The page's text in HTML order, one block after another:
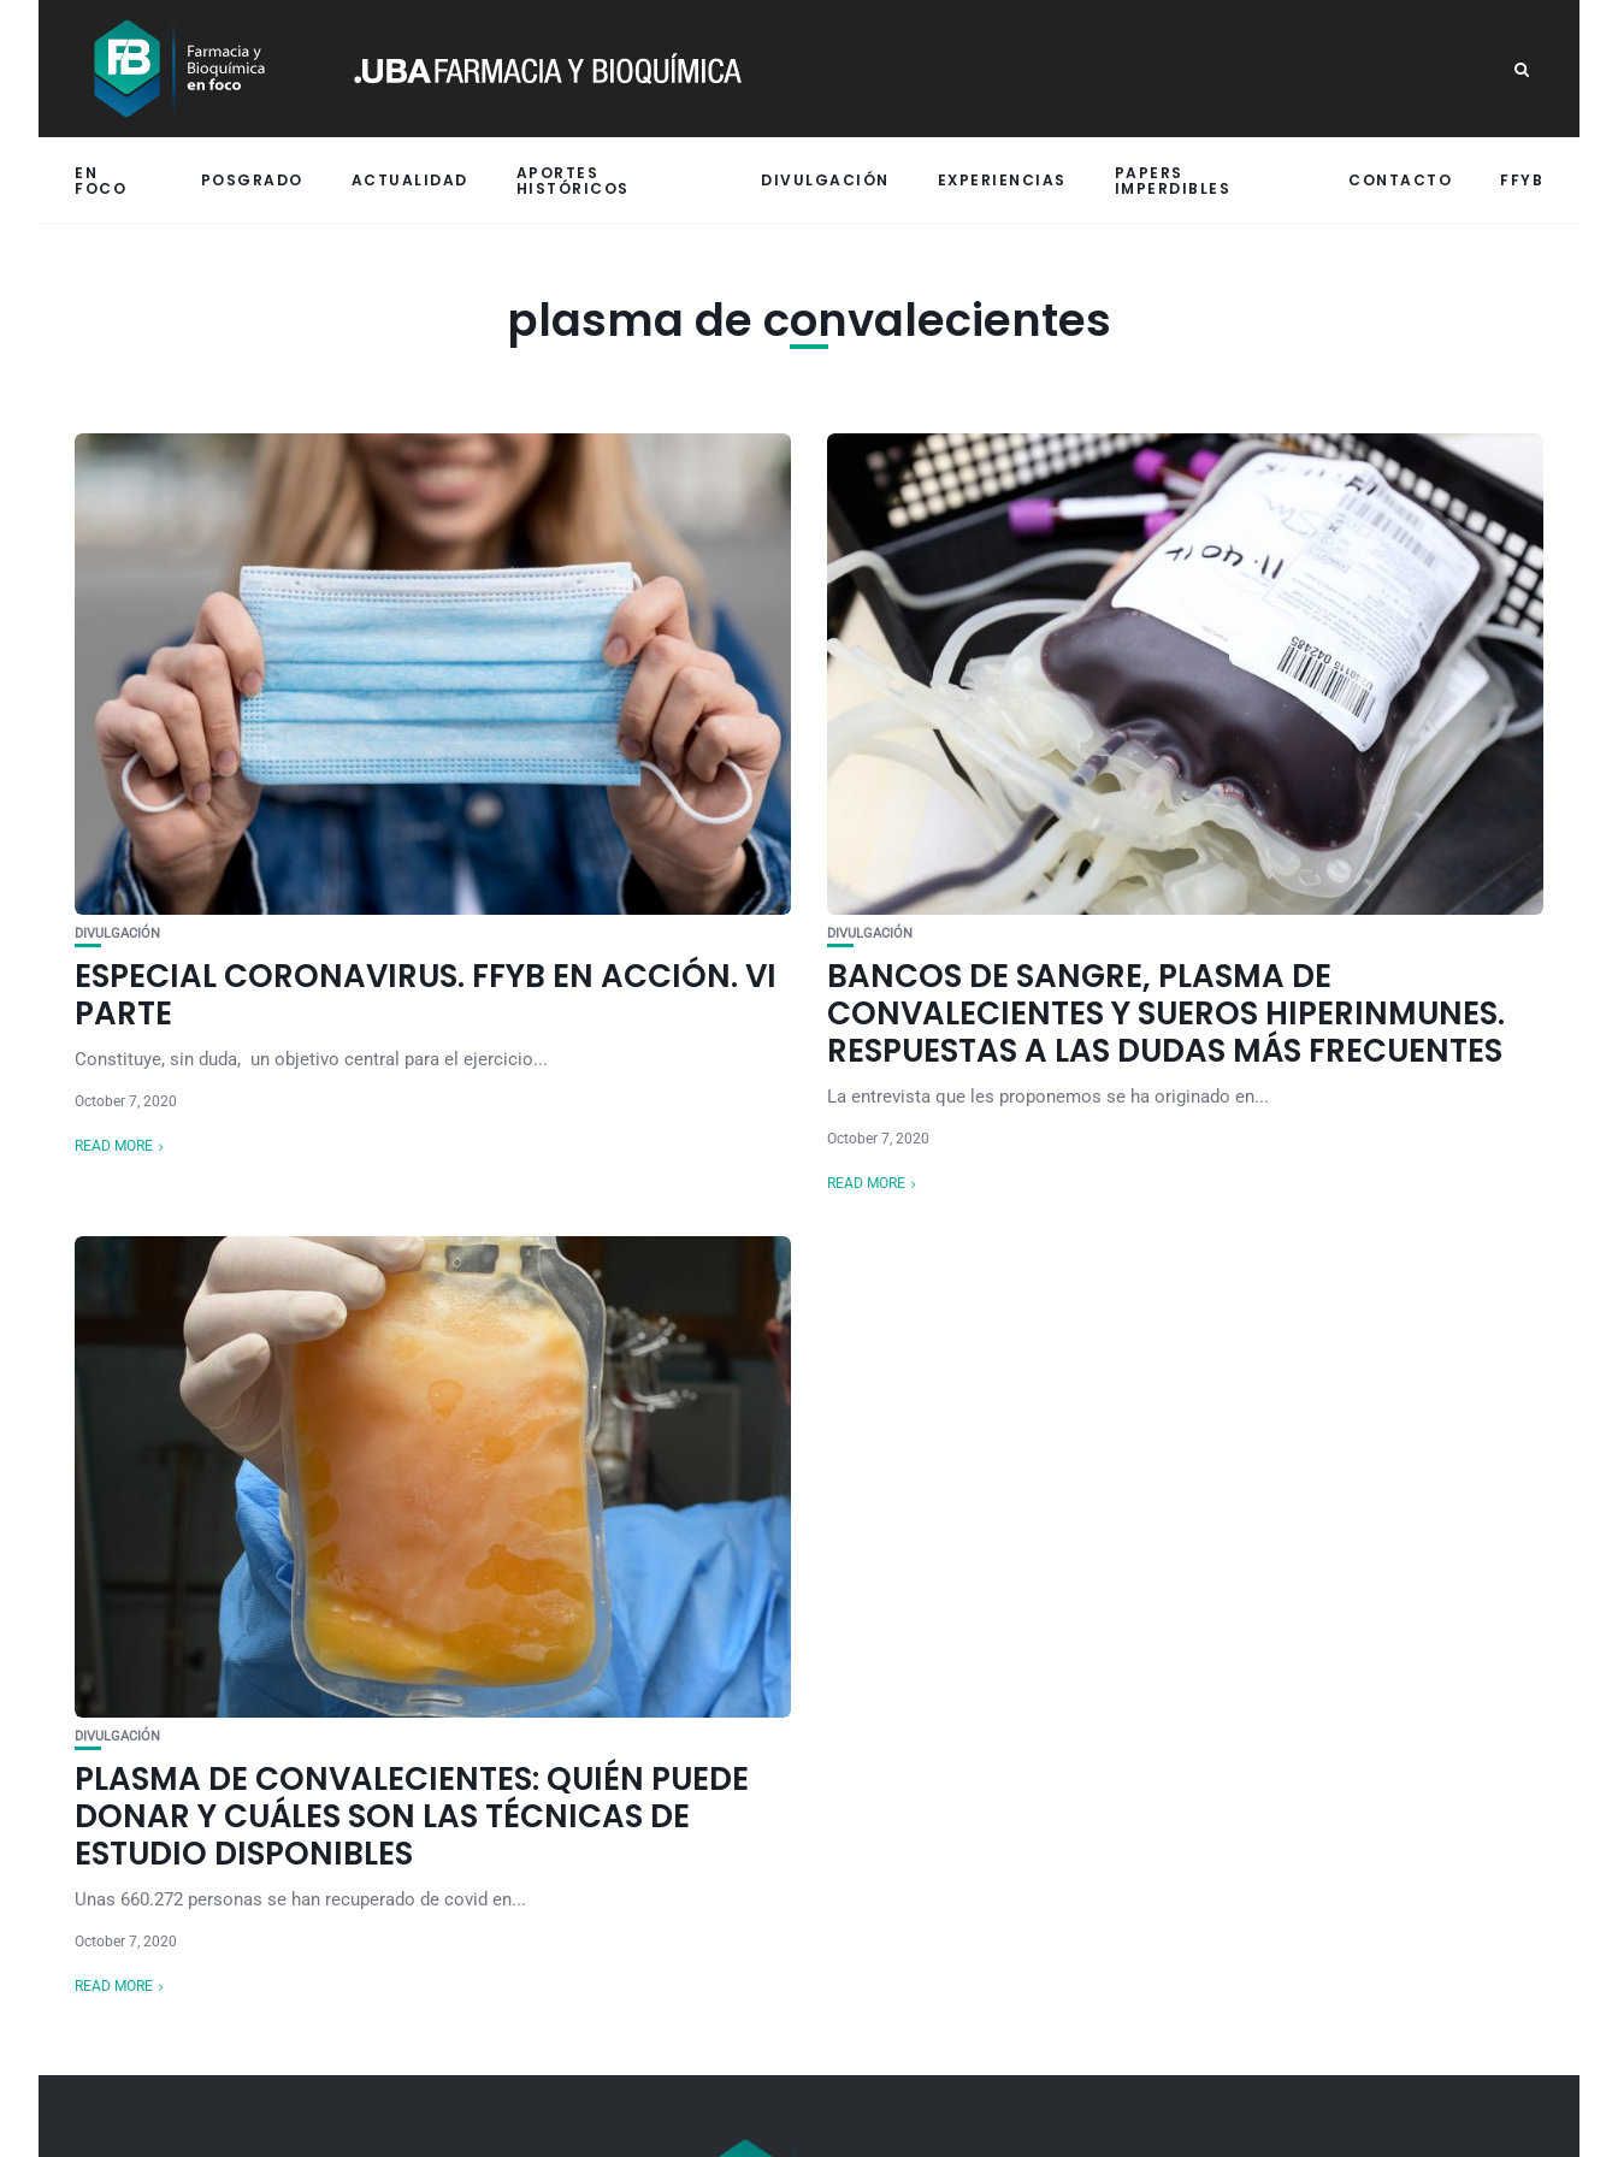
EN
FOCO POSGRADO ACTUALIDAD APORTES
HISTÓRICOS DIVULGACIÓN EXPERIENCIAS PAPERS
IMPERDIBLES CONTACTO FFYB
plasma de convalecientes
DIVULGACIÓN
ESPECIAL CORONAVIRUS. FFYB EN ACCIÓN. VI
PARTE
Constituye, sin duda, un objetivo central para el ejercicio...
October 7, 2020
READ MORE
DIVULGACIÓN
BANCOS DE SANGRE, PLASMA DE
CONVALECIENTES Y SUEROS HIPERINMUNES.
RESPUESTAS A LAS DUDAS MÁS FRECUENTES
La entrevista que les proponemos se ha originado en...
October 7, 2020
READ MORE
DIVULGACIÓN
PLASMA DE CONVALECIENTES: QUIÉN PUEDE
DONAR Y CUÁLES SON LAS TÉCNICAS DE
ESTUDIO DISPONIBLES
Unas 660.272 personas se han recuperado de covid en...
October 7, 2020
READ MORE